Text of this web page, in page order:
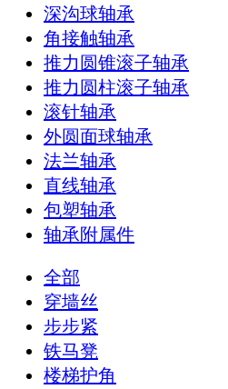
深沟球轴承
角接触轴承
推力圆锥滚子轴承
推力圆柱滚子轴承
滚针轴承
外圆面球轴承
法兰轴承
直线轴承
包塑轴承
轴承附属件
全部
穿墙丝
步步紧
铁马凳
楼梯护角